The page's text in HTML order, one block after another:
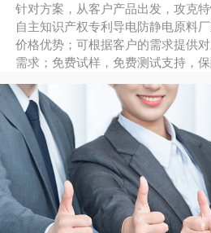
针对方案，从客户产品出发，攻克特
自主知识产权专利导电防静电原料
价格优势；可根据客户的需求提供
需求；免费试样，免费测试支持，